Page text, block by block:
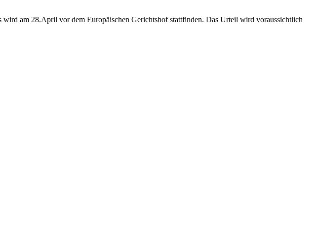
am 28.April vor dem Europäischen Gerichtshof stattfinden. Das Urteil wird voraussichtlich